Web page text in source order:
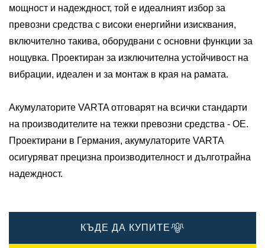
мощност и надеждност, той е идеалният избор за
превозни средства с високи енергийни изисквания,
включително такива, оборудвани с основни функции за
нощувка. Проектиран за изключителна устойчивост на
вибрации, идеален и за монтаж в края на рамата.​
Акумулаторите VARTA отговарят на всички стандарти
на производителите на тежки превозни средства - OE.​
Проектирани в Германия, акумулаторите VARTA
осигуряват прецизна производителност и дълготрайна
надеждност.
КЪДЕ ДА КУПИТЕ